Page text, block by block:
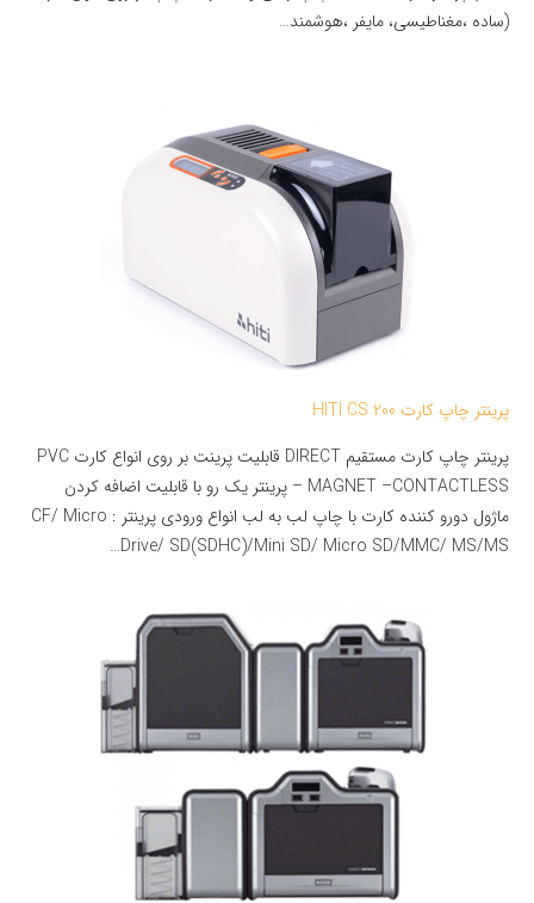
(ساده ،مغناطیسی، مایفر ،هوشمند…
پرینتر چاپ کارت HITI CS 200
پرینتر چاپ کارت مستقیم DIRECT قابلیت پرینت بر روی انواع کارت PVC
– MAGNET –CONTACTLESS پرینتر یک رو با قابلیت اضافه کردن
ماژول دورو کننده کارت با چاپ لب به لب انواع ورودی پرینتر : CF/ Micro
Drive/ SD(SDHC)/Mini SD/ Micro SD/MMC/ MS/MS…